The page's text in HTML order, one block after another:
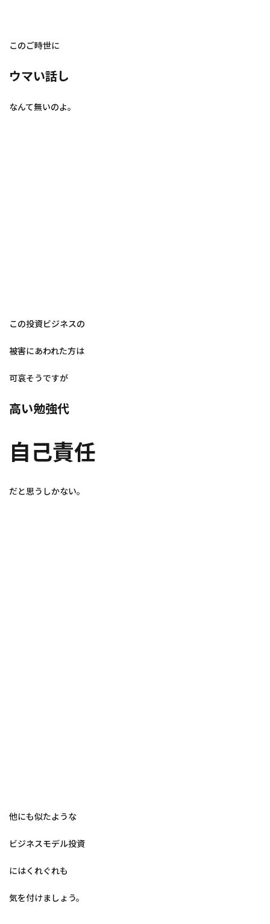
このご時世に
ウマい話し
なんて無いのよ。
この投資ビジネスの
被害にあわれた方は
可哀そうですが
高い勉強代
自己責任
だと思うしかない。
他にも似たような
ビジネスモデル投資
にはくれぐれも
気を付けましょう。